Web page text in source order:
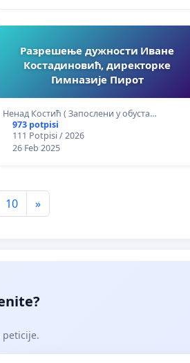
Разрешење дужности Иване
Костадиновић, директорке
Гимназије Пирот
Ненад Костић ( Запослени у обуста…
973 potpisi
111 Potpisi / 2026
26 Feb 2025
10 »